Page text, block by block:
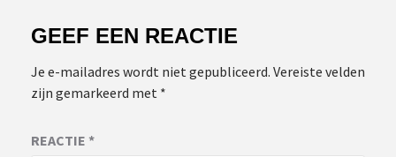
GEEF EEN REACTIE
Je e-mailadres wordt niet gepubliceerd. Vereiste velden
zijn gemarkeerd met *
REACTIE *